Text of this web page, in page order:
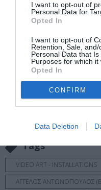
I want to opt-out of
Personal Data for
Opted In
I want to opt-out of
Retention, Sale,
Personal Data that
Purposes for which it
Opted In
CONFIRM
Data Deletion
Τηλ.: 2721 360611
Ακολουθήστε το
μάθετε πρώτοι όλες
Δείτε όλα τα
Πολιτισμό στο
Νέοι Διαγωνισμοί
Tags
VIDEO ART - INSTALLATIONS
ΑΓΓΕΛΟΣ ΑΝΤΩΝΟΠΟΥΛΟΣ